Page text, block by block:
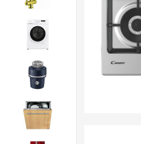
Стиральные машины
Измельчители